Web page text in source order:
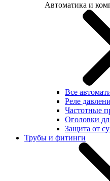
Автоматика и
Все
Реле
Частотные
Оголовки
Защита от
Трубы и фитинги